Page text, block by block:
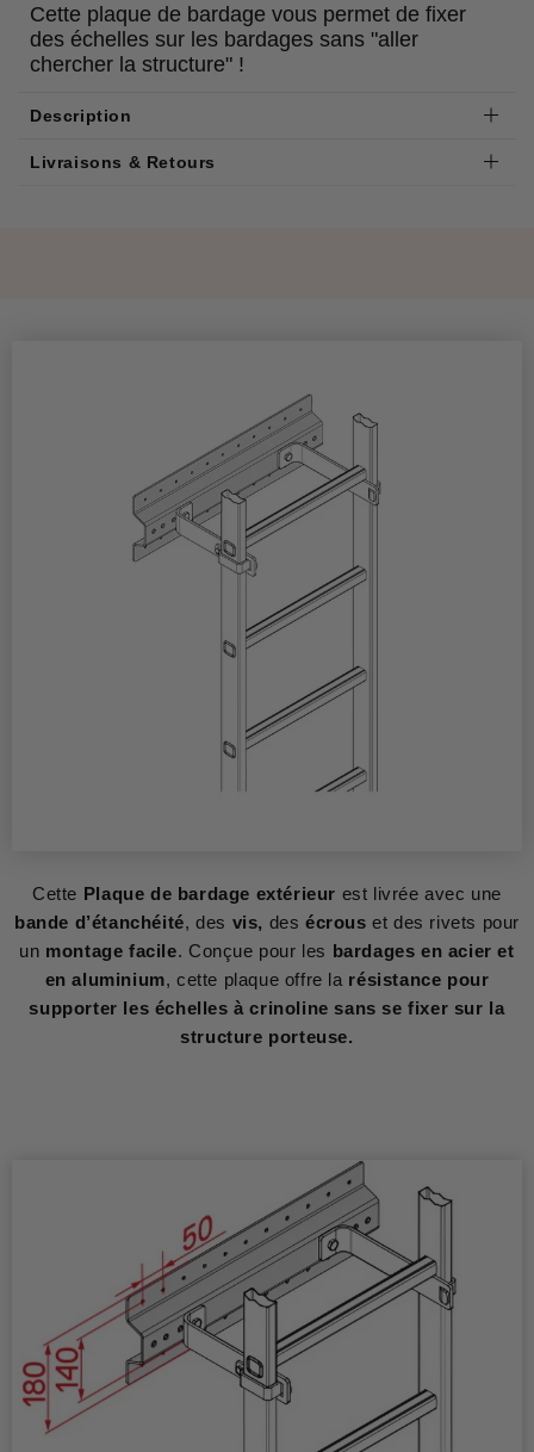
Cette plaque de bardage vous permet de fixer
des échelles sur les bardages sans "aller
chercher la structure" !
Description
Livraisons & Retours
Cette Plaque de bardage extérieur est livrée avec une
bande d’étanchéité, des vis, des écrous et des rivets pour
un montage facile. Conçue pour les bardages en acier et
en aluminium, cette plaque offre la résistance pour
supporter les échelles à crinoline sans se fixer sur la
structure porteuse.